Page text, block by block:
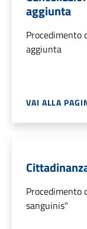
aggiunta
Procedimento
aggiunta
VAI ALLA
sanguinis"